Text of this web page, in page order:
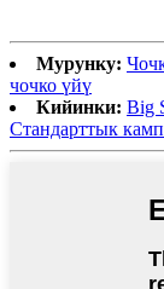
Мурунку:
чочко үйү
Кийинки: Big
Стандарттык